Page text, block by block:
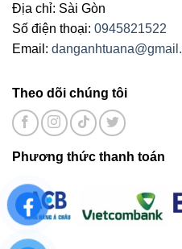
Địa chỉ: Sài Gòn
Số điện thoại: 0945821522
Email:
Theo dõi chúng tôi
Phương thức thanh toán